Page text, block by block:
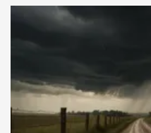
Usado
Pá Carregadeira Cat
R$ 145.000